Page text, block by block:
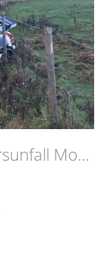
31.10.2016 Verkehrsunfall Monzelfeld